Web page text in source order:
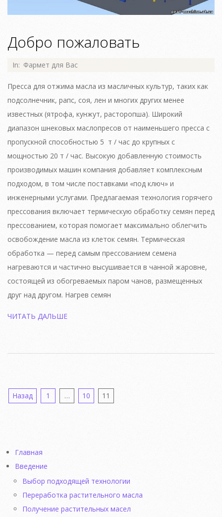
Добро пожаловать
2015-
22
In: Фармет для Вас
Пресса для отжима масла из масличных культур, таких как
подсолнечник, рапс, соя, лен и многих других менее
известных (ятрофа, кунжут, расторопша). Широкий
диапазон шнековых маслопресов от наименьшего пресса с
пропускной способностью 5 т / час до крупных с
мощностью 20 т / час. Высокую добавленную стоимость
производимых машин компания добавляет комплексным
подходом, в том числе поставками «под ключ» и
инженерными услугами. Предлагаемая технология горячего
прессования включает термическую обработку семян перед
прессованием, которая помогает максимально облегчить
освобождение масла из клеток семян. Термическая
обработка — перед самым прессованием семена
нагреваются и частично высушивается в чанной жаровне,
состоящей из обогреваемых паром чанов, размещенных
друг над другом. Нагрев семян
ЧИТАТЬ ДАЛЬШЕ
Навигация
Назад 1 … 10 11
Главная
Введение
Выбор подходящей технологии
Переработка растительного масла
Получение растительных масел